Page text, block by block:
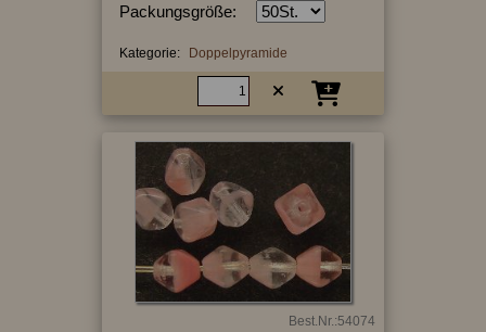
Packungsgröße:
Kategorie: Doppelpyramide
Best.Nr.:54074